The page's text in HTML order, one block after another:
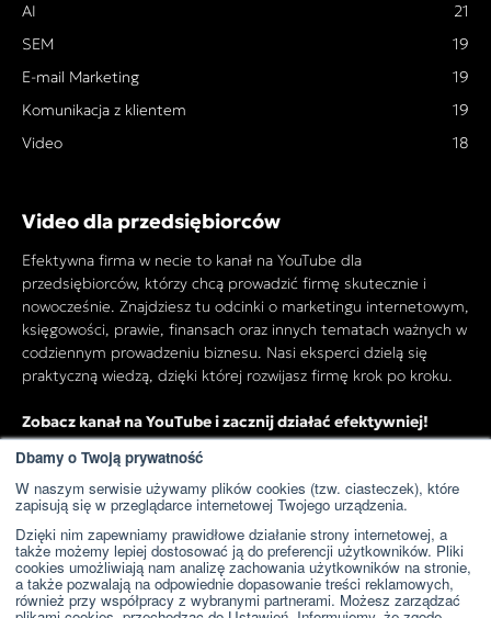
Dbamy o Twoją prywatność
W naszym serwisie używamy plików cookies (tzw. ciasteczek), które
zapisują się w przeglądarce internetowej Twojego urządzenia.
Dzięki nim zapewniamy prawidłowe działanie strony internetowej, a
także możemy lepiej dostosować ją do preferencji użytkowników. Pliki
cookies umożliwiają nam analizę zachowania użytkowników na stronie,
a także pozwalają na odpowiednie dopasowanie treści reklamowych,
również przy współpracy z wybranymi partnerami. Możesz zarządzać
AI
21
SEM
19
E-mail Marketing
19
Komunikacja z klientem
19
Video
18
Video dla przedsiębiorców
Efektywna firma w necie to kanał na YouTube dla
przedsiębiorców, którzy chcą prowadzić firmę skutecznie i
nowocześnie. Znajdziesz tu odcinki o marketingu internetowym,
księgowości, prawie, finansach oraz innych tematach ważnych w
codziennym prowadzeniu biznesu. Nasi eksperci dzielą się
praktyczną wiedzą, dzięki której rozwijasz firmę krok po kroku.
Zobacz kanał na YouTube i zacznij działać efektywniej!
Przejdź do kanału YouTube